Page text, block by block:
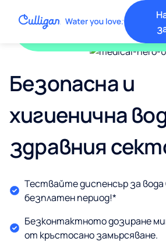
1 Месец безплатен
За всички модели
Безопасна и
хигиенична
здравния
Тествайте диспенсър за вода
безплатен период!*
Безконтактното дозиране
от кръстосано замърсяване.